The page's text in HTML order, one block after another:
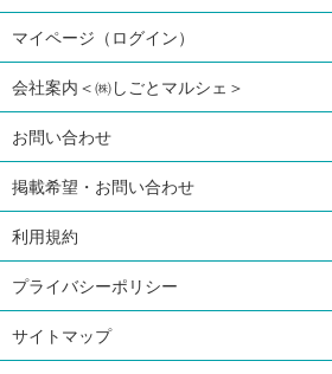
マイページ（ログイン）
会社案内＜㈱しごとマルシェ＞
お問い合わせ
掲載希望・お問い合わせ
利用規約
プライバシーポリシー
サイトマップ